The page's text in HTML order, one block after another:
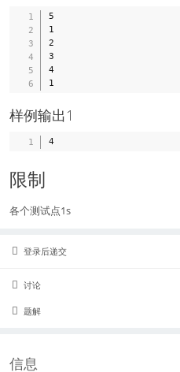
5
1
2
3
4
样例输出1
限制
各个测试点1s
登录后递交
讨论
题解
信息